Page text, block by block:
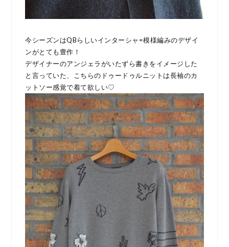
今シーズンはQBらしいインターシャ=模様編みのデザイ
ンがとても豊作！
デザイナーのアンジェラがいたずら書きをイメージした
と言っていた、こちらのドゥードゥルニットは長袖のカ
ットソー感覚で着て欲しい♡